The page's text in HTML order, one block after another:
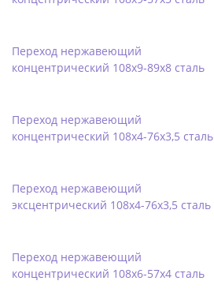
Переход нержавеющий
концентрический 108х9-89х8 сталь
Переход нержавеющий
концентрический 108х4-76х3,5 сталь
Переход нержавеющий
эксцентрический 108х4-76х3,5 сталь
Переход нержавеющий
концентрический 108х6-57х4 сталь